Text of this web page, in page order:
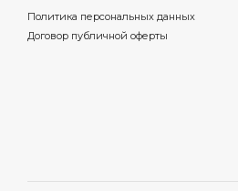
Политика персональных данных
Договор публичной оферты